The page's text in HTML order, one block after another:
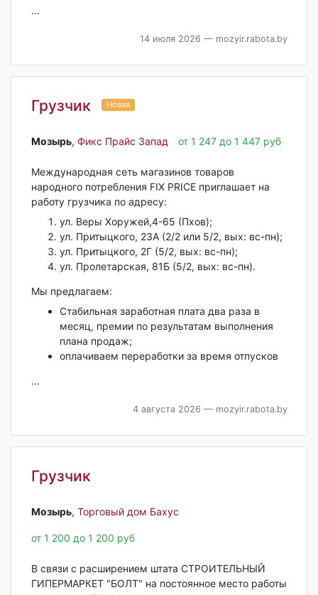
...
14 июля 2026 — mozyir.rabota.by
Грузчик Новая
Мозырь‎, Фикс Прайс Запад от 1 247 до 1 447 руб
Международная сеть магазинов товаров
народного потребления FIX PRICE приглашает на
работу грузчика по адресу:
ул. Веры Хоружей,4-65 (Пхов);
ул. Притыцкого, 23А (2/2 или 5/2, вых: вс-пн);
ул. Притыцкого, 2Г (5/2, вых: вс-пн);
ул. Пролетарская, 81Б (5/2, вых: вс-пн).
Мы предлагаем:
Стабильная заработная плата два раза в
месяц, премии по результатам выполнения
плана продаж;
оплачиваем переработки за время отпусков
...
4 августа 2026 — mozyir.rabota.by
Грузчик
Мозырь‎, Торговый дом Бахус
от 1 200 до 1 200 руб
В связи с расширением штата СТРОИТЕЛЬНЫЙ
ГИПЕРМАРКЕТ "БОЛТ" на постоянное место работы